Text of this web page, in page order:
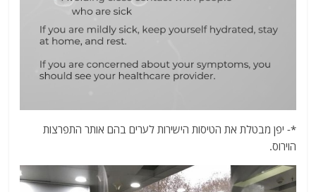
*- יפן מבטלת את הטיסות הישירות לערים בהם אותר התפרצות
הוירוס.